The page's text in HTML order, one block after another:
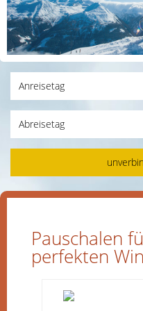
Pauschalen
perfekten